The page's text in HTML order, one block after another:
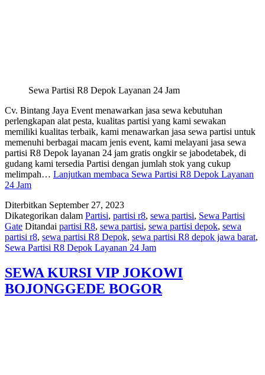
Sewa Partisi R8 Depok Layanan 24 Jam
Cv. Bintang Jaya Event menawarkan jasa sewa kebutuhan
perlengkapan alat pesta, kualitas partisi yang kami sewakan
memiliki kualitas terbaik, kami menawarkan jasa sewa partisi untuk
memenuhi berbagai macam jenis event, kami melayani jasa sewa
partisi R8 Depok layanan 24 jam gratis ongkir se jabodetabek, di
gudang kami tersedia Partisi dengan jumlah stok yang cukup
melimpah… Lanjutkan membaca Sewa Partisi R8 Depok Layanan
24 Jam
Diterbitkan September 27, 2023
Dikategorikan dalam Partisi, partisi r8, sewa partisi, Sewa Partisi
Gate Ditandai partisi R8, sewa partisi, sewa partisi depok, sewa
partisi r8, sewa partisi R8 Depok, sewa partisi R8 depok jawa barat,
Sewa Partisi R8 Depok Layanan 24 Jam
SEWA KURSI VIP JOKOWI
BOJONGGEDE BOGOR